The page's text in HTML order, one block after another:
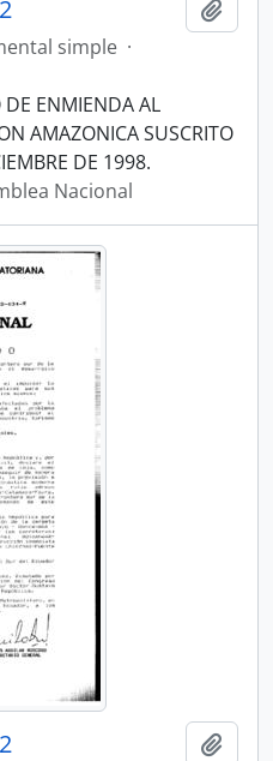
simple ·
DE ENMIENDA AL
AMAZONICA SUSCRITO
DE 1998.
Nacional